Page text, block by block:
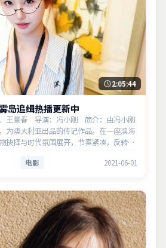
2:05:44
岛追缉热播更新中
王景春 导演：冯小刚 简介：由冯小刚
为澳大利亚出品的传记作品。在一座滨海
抉择与时代氛围展开，节奏紧凑，反转不
电影 2021-06-01